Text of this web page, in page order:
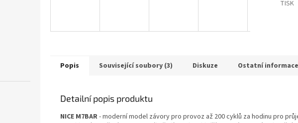
TISK
Popis Související soubory (3) Diskuze Ostatní informace
Detailní popis produktu
NICE M7BAR- moderní model závory pro provoz až 200 cyklů za hodinu pro